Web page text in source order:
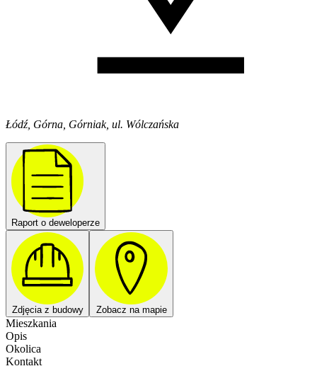
Łódź, Górna, Górniak, ul. Wólczańska
Raport o deweloperze
Zdjęcia z budowy Zobacz na mapie
Mieszkania
Opis
Okolica
Kontakt